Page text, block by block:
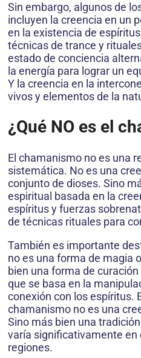
Sin embargo, algunos de
incluyen la creencia en un
en la existencia de
técnicas de trance y
estado de conciencia
la energía para lograr un
Y la creencia en la
vivos y elementos de la
¿Qué NO es el
El chamanismo no es una
sistemática. No es una
conjunto de dioses. Sino
espiritual basada en la
espíritus y fuerzas
de técnicas rituales para
También es importante
no es una forma de magia
bien una forma de
que se basa en la
conexión con los espíritus.
chamanismo no es una
Sino más bien una
varía significativamente
regiones.